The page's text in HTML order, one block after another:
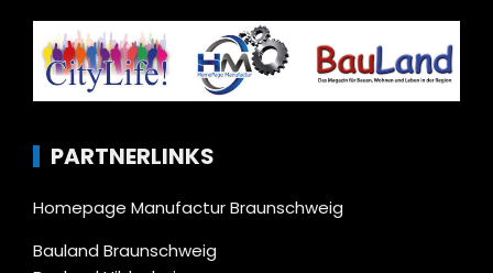
PARTNERLINKS
Homepage Manufactur Braunschweig
Bauland Braunschweig